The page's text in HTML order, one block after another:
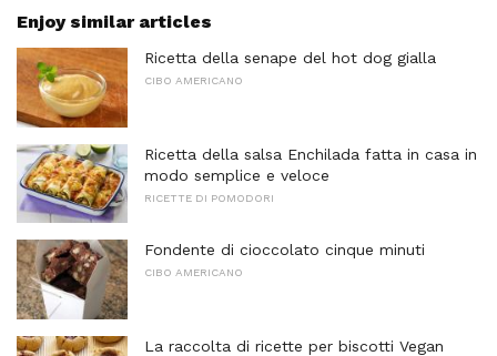
Enjoy similar articles
Ricetta della senape del hot dog gialla
CIBO AMERICANO
Ricetta della salsa Enchilada fatta in casa in
modo semplice e veloce
RICETTE DI POMODORI
Fondente di cioccolato cinque minuti
CIBO AMERICANO
La raccolta di ricette per biscotti Vegan